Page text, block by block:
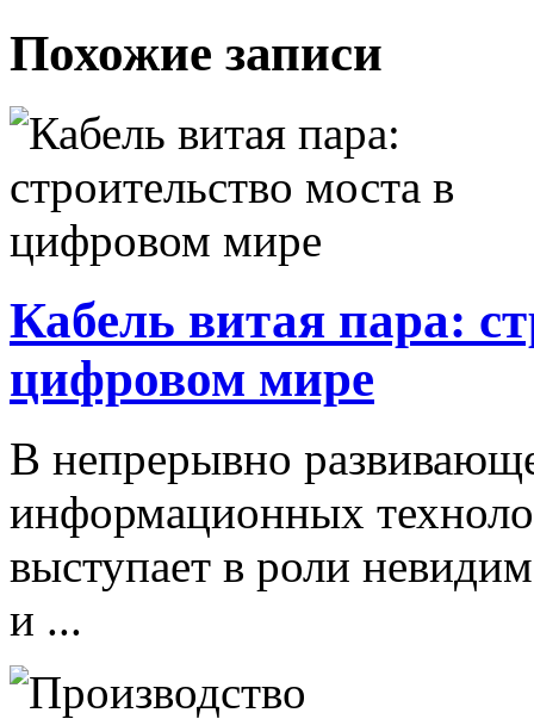
Похожие записи
Кабель витая пара:
цифровом мире
В непрерывно
информационных
выступает в роли
и ...